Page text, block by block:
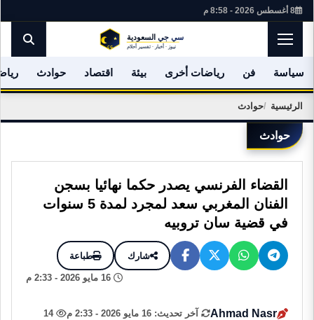
8 أغسطس 2026 - 8:58 م
سياسة فن رياضات أخرى بيئة اقتصاد حوادث
الرئيسية حوادث
حوادث
القضاء الفرنسي يصدر حكما نهائيا بسجن
الفنان المغربي سعد لمجرد لمدة 5 سنوات
في قضية سان تروبيه
شارك طباعة
Ahmad Nasr آخر تحديث: 16 مايو 2026 - 2:33 م 14